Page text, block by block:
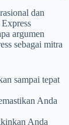
dan
argumen
sebagai mitra
sampai tepat
Anda
Anda